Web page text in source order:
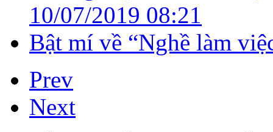
10/07/2019 08:21
Bật mí về “Nghề làm
Prev
Next